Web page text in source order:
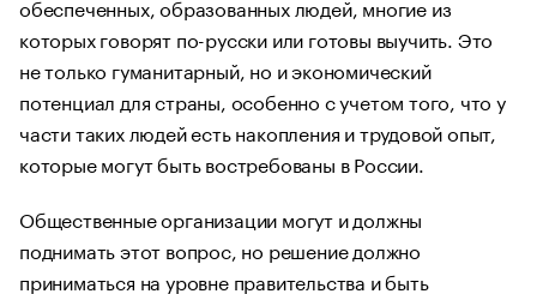
обеспеченных, образованных людей, многие из
которых говорят по-русски или готовы выучить. Это
не только гуманитарный, но и экономический
потенциал для страны, особенно с учетом того, что у
части таких людей есть накопления и трудовой опыт,
которые могут быть востребованы в России.
Общественные организации могут и должны
поднимать этот вопрос, но решение должно
приниматься на уровне правительства и быть